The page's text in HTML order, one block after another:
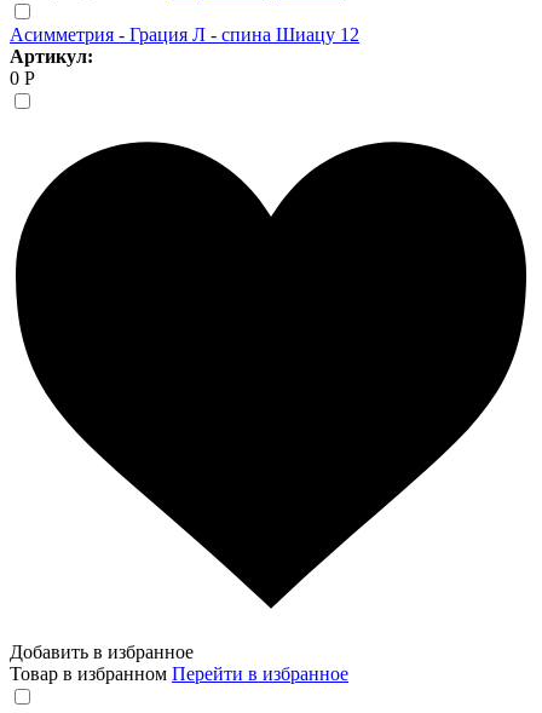
Асимметрия - Грация Л - спина Шиацу 12
Артикул:
0 Р
Добавить в избранное
Товар в избранном Перейти в избранное